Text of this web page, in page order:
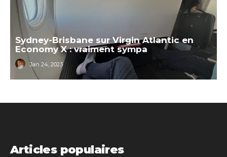
Sydney-Brisbane sur Virgin Atlantic en
Economy X : vraiment sympa
Jan 24, 2023
Articles populaires